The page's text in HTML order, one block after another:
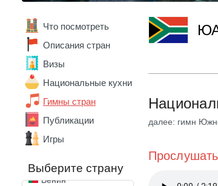
Что посмотреть
Описания стран
Визы
Национальные кухни
Гимны стран
Публикации
Игры
Выберите страну
Абхазия
Австрия
Азербайджан
Алжир
Ангола
Андорра
Армения
Бельгия
Бенин
далее: гимн